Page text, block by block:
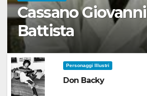
Cassano Giovanni
Battista
Personaggi Illustri
Don Backy